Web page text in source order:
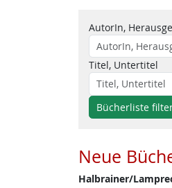
AutorIn,
Titel, Untertitel
Bücherliste
Neue
Halbrainer/